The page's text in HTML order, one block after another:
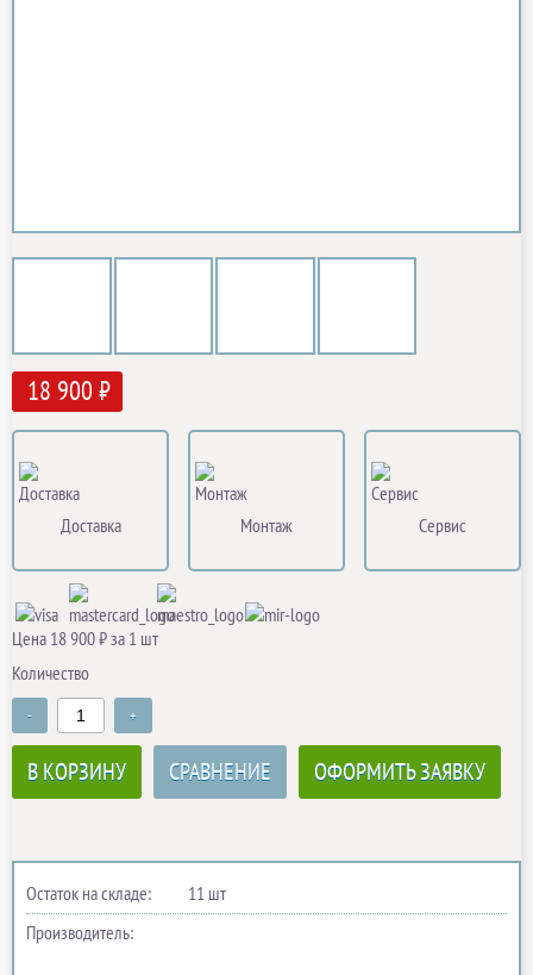
18 900 ₽
Доставка Монтаж Сервис
Цена 18 900 ₽ за 1 шт
Количество
- +
В КОРЗИНУ СРАВНЕНИЕ ОФОРМИТЬ ЗАЯВКУ
Остаток на складе:
11 шт
Производитель: